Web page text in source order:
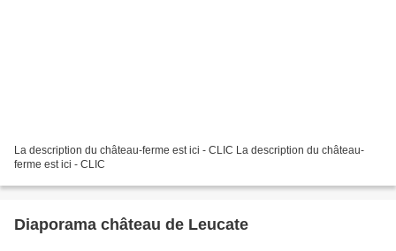
La description du château-ferme est ici - CLIC La description du château-
ferme est ici - CLIC
Diaporama château de Leucate